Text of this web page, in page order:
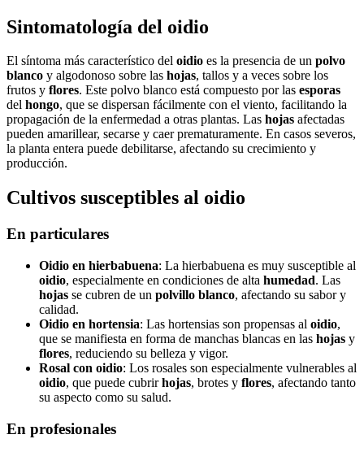
Sintomatología del oidio
El síntoma más característico del oidio es la presencia de un polvo
blanco y algodonoso sobre las hojas, tallos y a veces sobre los
frutos y flores. Este polvo blanco está compuesto por las esporas
del hongo, que se dispersan fácilmente con el viento, facilitando la
propagación de la enfermedad a otras plantas. Las hojas afectadas
pueden amarillear, secarse y caer prematuramente. En casos severos,
la planta entera puede debilitarse, afectando su crecimiento y
producción.
Cultivos susceptibles al oidio
En particulares
Oidio en hierbabuena: La hierbabuena es muy susceptible al
oidio, especialmente en condiciones de alta humedad. Las
hojas se cubren de un polvillo blanco, afectando su sabor y
calidad.
Oidio en hortensia: Las hortensias son propensas al oidio,
que se manifiesta en forma de manchas blancas en las hojas y
flores, reduciendo su belleza y vigor.
Rosal con oidio: Los rosales son especialmente vulnerables al
oidio, que puede cubrirhojas, brotes y flores, afectando tanto
su aspecto como su salud.
En profesionales